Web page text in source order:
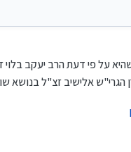
על פי דעת הרב יעקב בלוי
אלישיב זצ"ל בנושא